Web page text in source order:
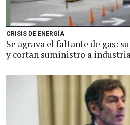
CRISIS DE ENERGÍA
Se agrava el faltante de gas:
y cortan suministro a